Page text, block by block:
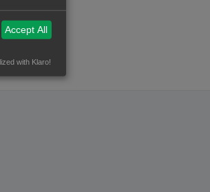
Accept All
with Klaro!